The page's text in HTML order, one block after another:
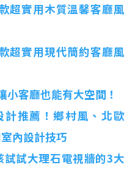
超實用木質溫馨客廳風
超實用現代簡約客廳風
小客廳也能有大空間！
計推薦！鄉村風、北歐
內設計技巧
試大理石電視牆的3大